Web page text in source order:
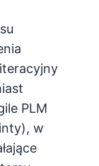
PLM
w